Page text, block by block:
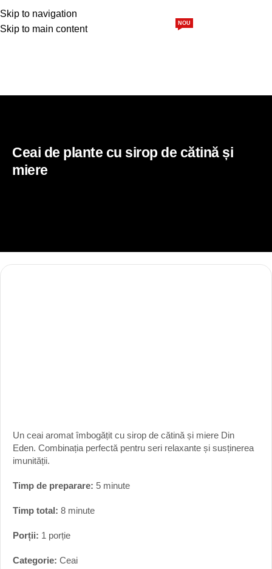
Skip to navigation
Skip to main content
NOU
Ceai de plante cu sirop de cătină și
miere
Un ceai aromat îmbogățit cu sirop de cătină și miere Din
Eden. Combinația perfectă pentru seri relaxante și susținerea
imunității.
Timp de preparare: 5 minute
Timp total: 8 minute
Porții: 1 porție
Categorie: Ceai